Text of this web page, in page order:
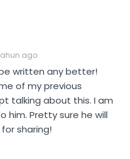
ago
written any better!
of my previous
talking about this. I am
him. Pretty sure he will
sharing!